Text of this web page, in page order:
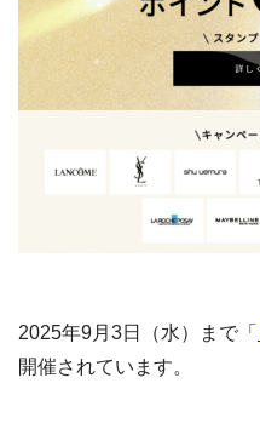
2025年9月3日（水）まで「
開催されています。